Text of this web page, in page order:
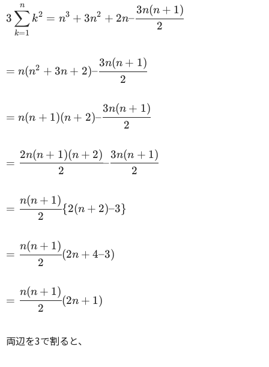
\displaystyle\sum_{k=1}^n
k^2 = n^3 + 3n^2 + 2n –
3
k=1
∑
n
k2 = n3 + 3n2 + 2n–
2
3n(n + 1)
= n(n^2 + 3n +
2) –
= n(n2 + 3n + 2)–
2
3n(n + 1)
= n(n+1)(n+2)
–
{2} \\
= n(n + 1)(n + 2)–
2
3n(n + 1)
\cfrac{2n(n+1)
\cfrac{3n(n+1)}
{2} \\
=
2
2n(n + 1)(n + 2)
–
2
3n(n + 1)
\cfrac{n(n+1)}
– 3 \} \\
=
2
n(n + 1)
{2(n + 2)–3}
\cfrac{n(n+1)}
=
2
n(n + 1)
(2n + 4–3)
\cfrac{n(n+1)}
=
2
n(n + 1)
(2n + 1)
両辺を3で割ると、